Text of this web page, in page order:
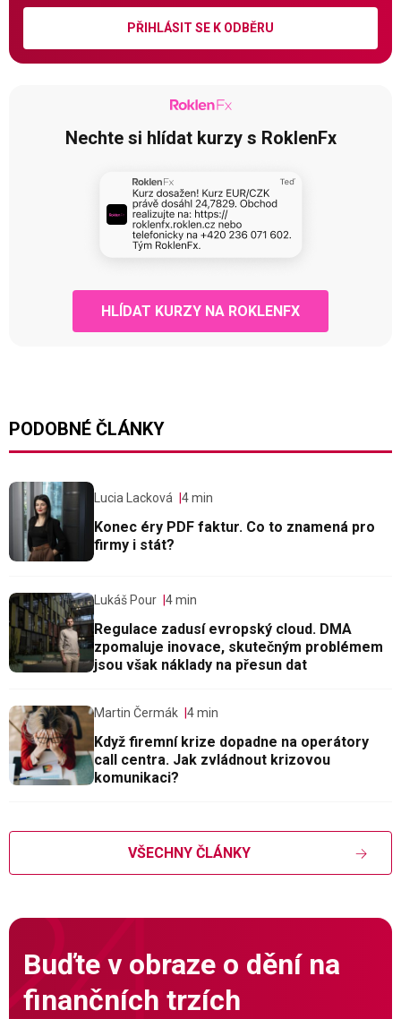
PŘIHLÁSIT SE K ODBĚRU
Nechte si hlídat kurzy s RoklenFx
HLÍDAT KURZY NA ROKLENFX
PODOBNÉ ČLÁNKY
Lucia Lacková 4 min
Konec éry PDF faktur. Co to znamená pro
firmy i stát?
Lukáš Pour 4 min
Regulace zadusí evropský cloud. DMA
zpomaluje inovace, skutečným problémem
jsou však náklady na přesun dat
Martin Čermák 4 min
Když firemní krize dopadne na operátory
call centra. Jak zvládnout krizovou
komunikaci?
VŠECHNY ČLÁNKY
Buďte v obraze o dění na
finančních trzích